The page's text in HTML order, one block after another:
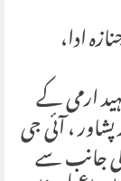
ادا،
ارمی کے
پشاور ، آئی جی
کی جانب سے